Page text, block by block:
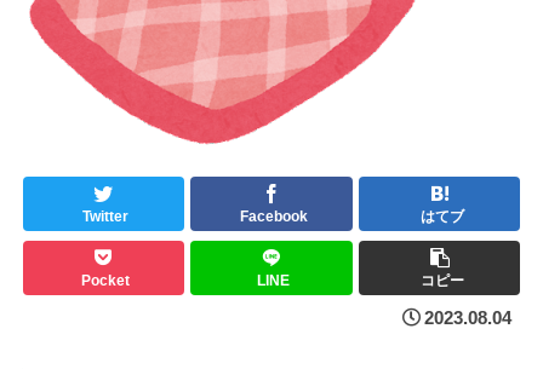
Twitter Facebook はてブ
Pocket LINE コピー
2023.08.04